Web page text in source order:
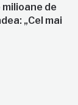
de
„Cel mai